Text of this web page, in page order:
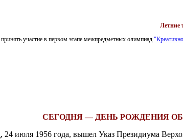
Летние
участие в первом этапе межпредметных олимпиад
СЕГОДНЯ — ДЕНЬ РОЖДЕНИЯ
24 июля 1956 года, вышел Указ Президиума